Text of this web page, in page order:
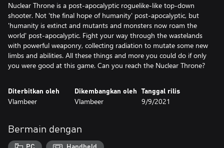
Nuclear Throne is a post-apocalyptic roguelike-like top-down
shooter. Not 'the final hope of humanity' post-apocalyptic, but
'humanity is extinct and mutants and monsters now roam the
world' post-apocalyptic. Fight your way through the wastelands
with powerful weaponry, collecting radiation to mutate some new
limbs and abilities. All these things and more you could do if only
Diterbitkan oleh
Vlambeer
Dikembangkan oleh
Vlambeer
Tanggal rilis
9/9/2021
Bermain dengan